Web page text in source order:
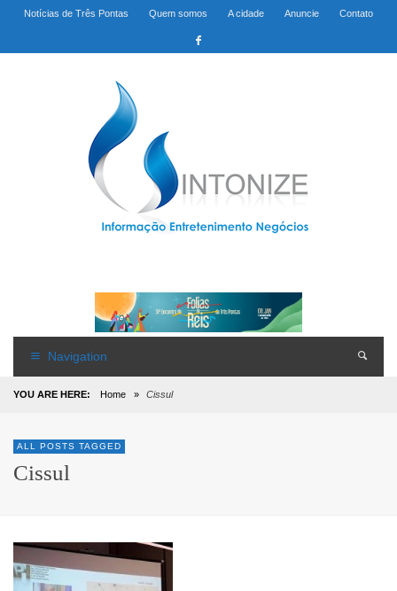
Notícias de Três Pontas Quem somos A cidade Anuncie Contato
Navigation
YOU ARE HERE: Home » Cissul
ALL POSTS TAGGED
Cissul